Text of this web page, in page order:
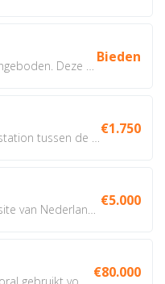
Bieden
€1.750
€5.000
€80.000